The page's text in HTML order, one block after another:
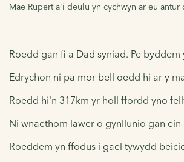
Mae Rupert a'i deulu yn cychwyn ar eu
Roedd gan fi a Dad syniad. Pe
Edrychon ni pa mor bell oedd hi ar y
Roedd hi'n 317km yr holl ffordd yno
Ni wnaethom lawer o gynllunio gan
Roeddem yn ffodus i gael tywydd